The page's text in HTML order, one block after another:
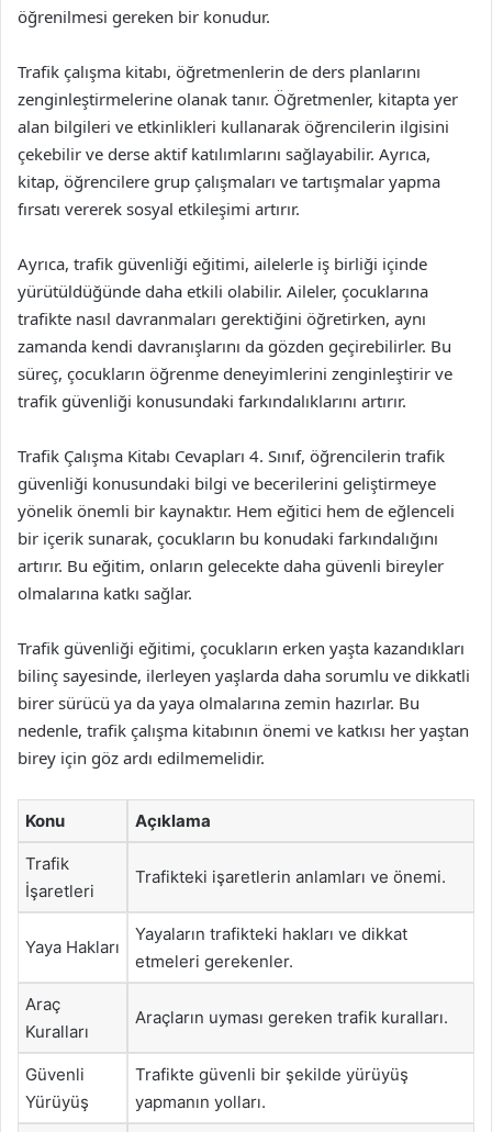
öğrenilmesi gereken bir konudur.
Trafik çalışma kitabı, öğretmenlerin de ders planlarını
zenginleştirmelerine olanak tanır. Öğretmenler, kitapta yer
alan bilgileri ve etkinlikleri kullanarak öğrencilerin ilgisini
çekebilir ve derse aktif katılımlarını sağlayabilir. Ayrıca,
kitap, öğrencilere grup çalışmaları ve tartışmalar yapma
fırsatı vererek sosyal etkileşimi artırır.
Ayrıca, trafik güvenliği eğitimi, ailelerle iş birliği içinde
yürütüldüğünde daha etkili olabilir. Aileler, çocuklarına
trafikte nasıl davranmaları gerektiğini öğretirken, aynı
zamanda kendi davranışlarını da gözden geçirebilirler. Bu
süreç, çocukların öğrenme deneyimlerini zenginleştirir ve
trafik güvenliği konusundaki farkındalıklarını artırır.
Trafik Çalışma Kitabı Cevapları 4. Sınıf, öğrencilerin trafik
güvenliği konusundaki bilgi ve becerilerini geliştirmeye
yönelik önemli bir kaynaktır. Hem eğitici hem de eğlenceli
bir içerik sunarak, çocukların bu konudaki farkındalığını
artırır. Bu eğitim, onların gelecekte daha güvenli bireyler
olmalarına katkı sağlar.
Trafik güvenliği eğitimi, çocukların erken yaşta kazandıkları
bilinç sayesinde, ilerleyen yaşlarda daha sorumlu ve dikkatli
birer sürücü ya da yaya olmalarına zemin hazırlar. Bu
nedenle, trafik çalışma kitabının önemi ve katkısı her yaştan
birey için göz ardı edilmemelidir.
Konu Açıklama
Trafik
İşaretleri
Trafikteki işaretlerin anlamları ve önemi.
Yaya Hakları
Yayaların trafikteki hakları ve dikkat
etmeleri gerekenler.
Araç
Kuralları
Araçların uyması gereken trafik kuralları.
Güvenli
Yürüyüş
Trafikte güvenli bir şekilde yürüyüş
yapmanın yolları.